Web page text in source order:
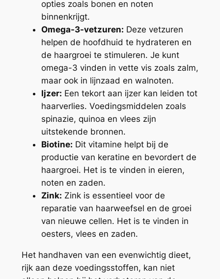
opties zoals bonen en noten
binnenkrijgt.
Omega-3-vetzuren: Deze vetzuren
helpen de hoofdhuid te hydrateren en
de haargroei te stimuleren. Je kunt
omega-3 vinden in vette vis zoals zalm,
maar ook in lijnzaad en walnoten.
Ijzer: Een tekort aan ijzer kan leiden tot
haarverlies. Voedingsmiddelen zoals
spinazie, quinoa en vlees zijn
uitstekende bronnen.
Biotine: Dit vitamine helpt bij de
productie van keratine en bevordert de
haargroei. Het is te vinden in eieren,
noten en zaden.
Zink: Zink is essentieel voor de
reparatie van haarweefsel en de groei
van nieuwe cellen. Het is te vinden in
oesters, vlees en zaden.
Het handhaven van een evenwichtig dieet,
rijk aan deze voedingsstoffen, kan niet